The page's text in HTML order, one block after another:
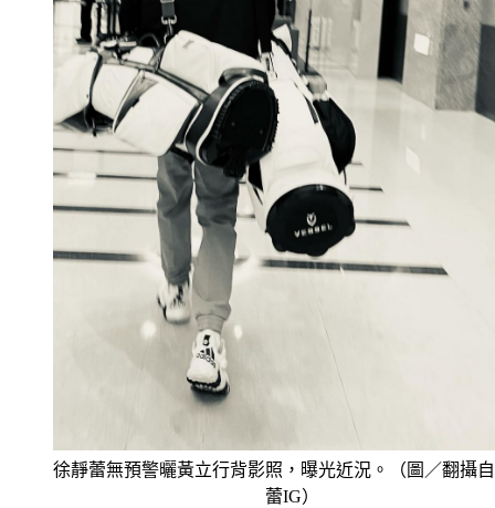
徐靜蕾無預警曬黃立行背影照，曝光近況。（圖／翻攝
蕾IG）